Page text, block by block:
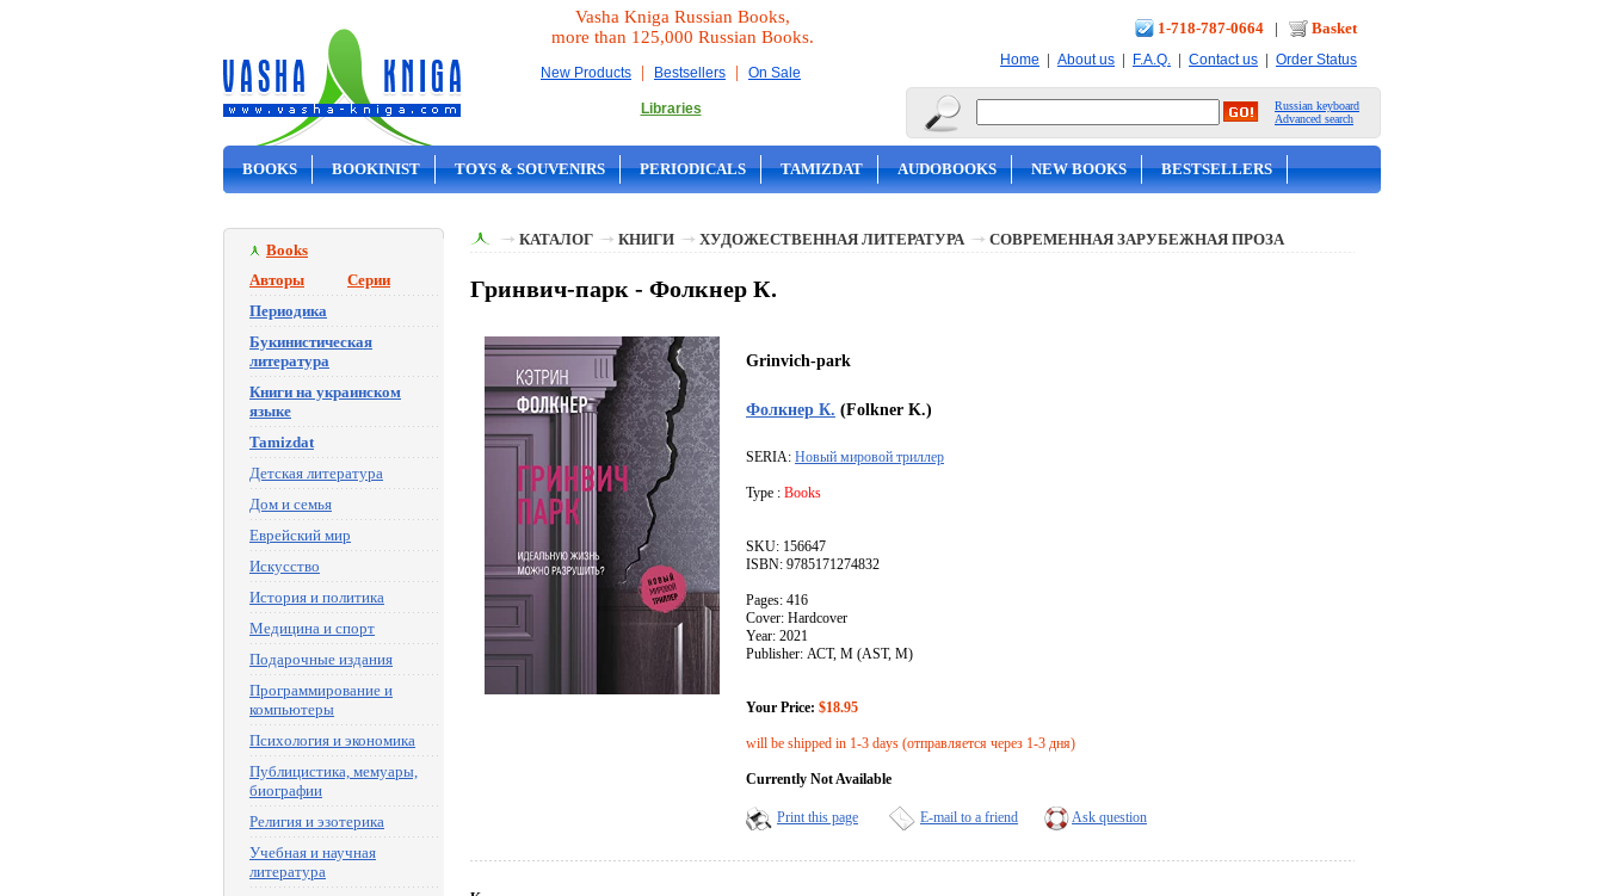
Vasha Kniga Russian Books,
more than 125,000 Russian Books.
New Products | Bestsellers | On Sale
Libraries
1-718-787-0664 | Basket
Home | About us | F.A.Q. | Contact us | Order Status
Russian keyboard
Advanced search
BOOKS BOOKINIST TOYS & SOUVENIRS PERIODICALS TAMIZDAT AUDOBOOKS NEW BOOKS BESTSELLERS
Books
Авторы
Серии
Периодика
Букинистическая
литература
Книги на украинском
языке
Tamizdat
Детская литература
Дом и семья
Еврейский мир
Искусство
История и политика
Медицина и спорт
Подарочные издания
Программирование и
компьютеры
Психология и экономика
Публицистика, мемуары,
биографии
Религия и эзотерика
Учебная и научная
литература
КАТАЛОГ КНИГИ ХУДОЖЕСТВЕННАЯ ЛИТЕРАТУРА СОВРЕМЕННАЯ ЗАРУБЕЖНАЯ ПРОЗА
Гринвич-парк - Фолкнер К.
Grinvich-park
Фолкнер К. (Folkner K.)
SERIA: Новый мировой триллер
Type : Books
SKU: 156647
ISBN: 9785171274832
Pages: 416
Cover: Hardcover
Year: 2021
Publisher: АСТ, М (AST, M)
Your Price: $18.95
will be shipped in 1-3 days (отправляется через 1-3 дня)
Currently Not Available
Print this page E-mail to a friend Ask question